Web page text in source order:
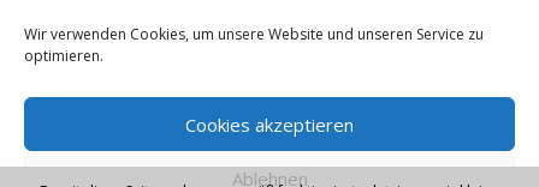
Wir verwenden Cookies, um unsere Website und unseren Service zu
optimieren.
Cookies akzeptieren
Ablehnen
Infos
Cookie-Richtlinie (EU)